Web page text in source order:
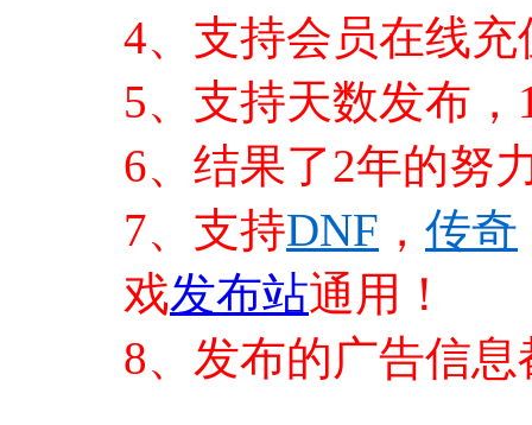
4、支持会员在线
5、支持天数发布
6、结果了2年的努
7、支持DNF ， 传奇
戏发布站通用！
8、发布的广告信